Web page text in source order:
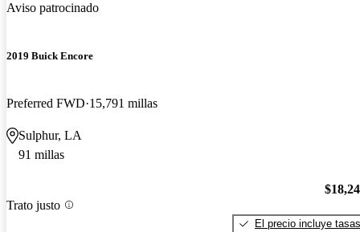
Aviso patrocinado
2019 Buick Encore
Preferred FWD 15,791 millas
Sulphur, LA
91 millas
Trato justo
El precio incluye tasas